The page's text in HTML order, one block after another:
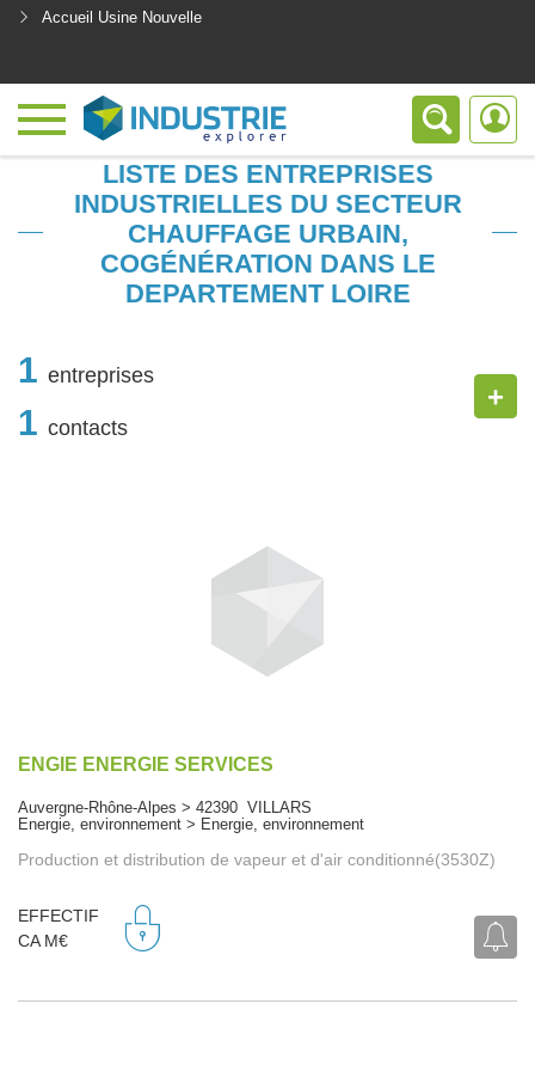
Accueil Usine Nouvelle
LISTE DES ENTREPRISES
INDUSTRIELLES DU SECTEUR
CHAUFFAGE URBAIN,
COGÉNÉRATION DANS LE
DEPARTEMENT LOIRE
1 entreprises
1 contacts
+
ENGIE ENERGIE SERVICES
Auvergne-Rhône-Alpes > 42390 VILLARS
Energie, environnement > Energie, environnement
Production et distribution de vapeur et d'air conditionné(3530Z)
EFFECTIF
CA M€